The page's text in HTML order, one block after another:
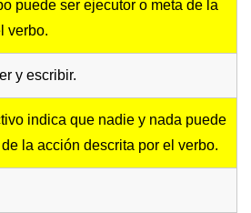
puede ser ejecutor o meta de la
verbo.
y escribir.
indica que nadie y nada puede
la acción descrita por el verbo.